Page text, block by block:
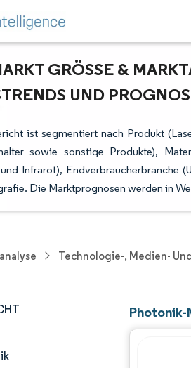
GRÖSSE &
UND
ist segmentiert nach Produkt
sowie sonstige Produkte),
Infrarot), Endverbraucherbranche
Die Marktprognosen werden in
Technologie-, Medien-